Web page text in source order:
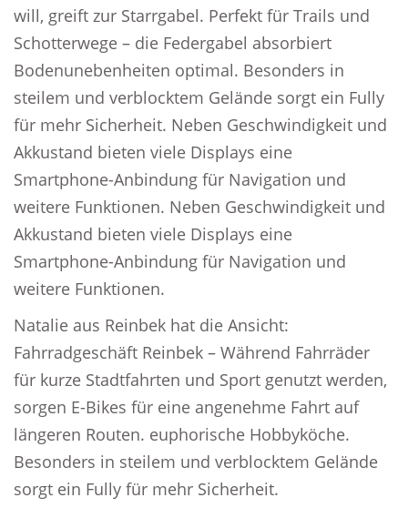
will, greift zur Starrgabel. Perfekt für Trails und
Schotterwege – die Federgabel absorbiert
Bodenunebenheiten optimal. Besonders in
steilem und verblocktem Gelände sorgt ein Fully
für mehr Sicherheit. Neben Geschwindigkeit und
Akkustand bieten viele Displays eine
Smartphone-Anbindung für Navigation und
weitere Funktionen. Neben Geschwindigkeit und
Akkustand bieten viele Displays eine
Smartphone-Anbindung für Navigation und
weitere Funktionen.
Natalie aus Reinbek hat die Ansicht:
Fahrradgeschäft Reinbek – Während Fahrräder
für kurze Stadtfahrten und Sport genutzt werden,
sorgen E-Bikes für eine angenehme Fahrt auf
längeren Routen. euphorische Hobbyköche.
Besonders in steilem und verblocktem Gelände
sorgt ein Fully für mehr Sicherheit.